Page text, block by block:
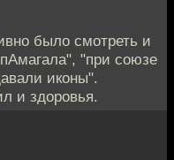
было смотреть и
"при союзе
иконы".
и здоровья.